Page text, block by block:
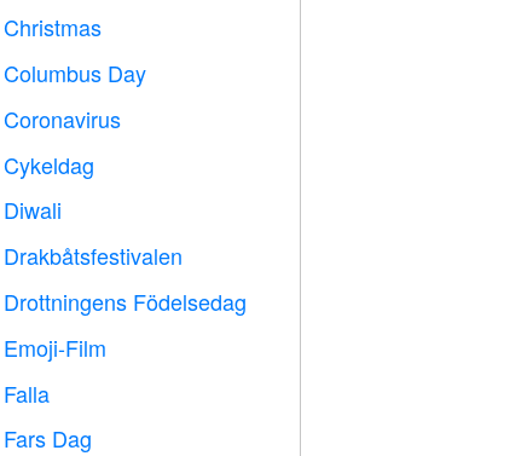
Christmas
Columbus Day
Coronavirus
Cykeldag
Diwali
Drakbåtsfestivalen
Drottningens Födelsedag
Emoji-Film
Falla
Fars Dag